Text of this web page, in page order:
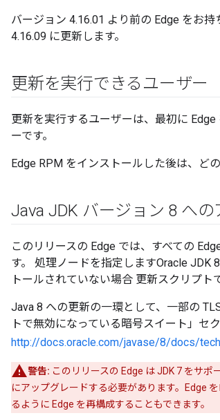
バージョン 4.16.01 より前の Edge をお
4.16.09 に更新します。
更新を実行できるユーザー
更新を実行するユーザーは、最初に
ーです。
Edge RPM をインストールした後は、ど
Java JDK バージョン 8 へ
このリリースの Edge では、すべての
す。 処理ノードを指定しますOracle JDK
トールされていない場合 更新スクリプト
Java 8 への更新の一環として、一部の
トで無効になっている暗号スイート」セ
http://docs.oracle.com/javase/8/docs/
警告: このリリースの Edge は JDK 7 をサ
にアップグレードする必要があります。Edge
るように Edge を再構成することもできます。